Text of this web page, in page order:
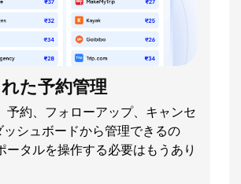
た予約管理
予約、フォローアップ、キャンセ
ッシュボードから管理できるの
ータルを操作する必要はもうあり